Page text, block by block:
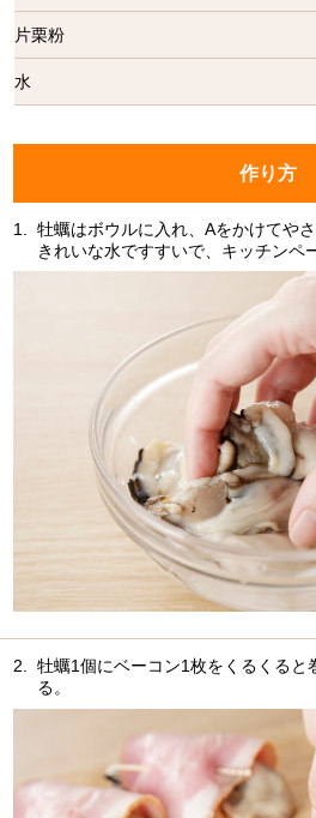
片栗粉
水
作り方
1.
牡蠣はボウルに入れ、Aをかけてや
きれいな水ですすいで、キッチンペ
2. 牡蠣1個にベーコン1枚をくるくると
る。